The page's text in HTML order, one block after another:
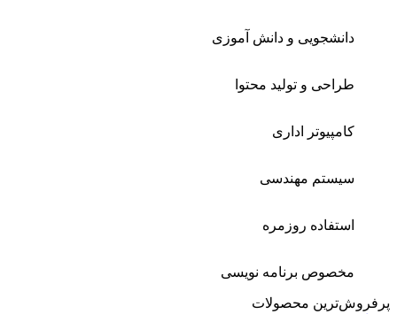
دانشجویی و دانش آموزی
طراحی و تولید محتوا
کامپیوتر اداری
سیستم مهندسی
استفاده روزمره
مخصوص برنامه نویسی
پرفروش‌ترین محصولات